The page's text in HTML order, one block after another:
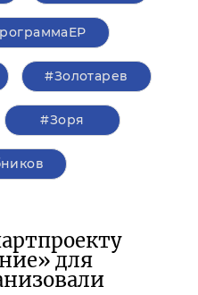
#Золотарев
#Зоря
для